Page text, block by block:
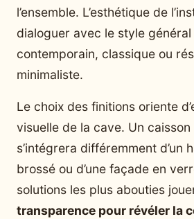
l’ensemble. L’esthétique de
dialoguer avec le style général
contemporain, classique ou
minimaliste.
Le choix des finitions oriente
visuelle de la cave. Un
s’intégrera différemment d’un
brossé ou d’une façade en
solutions les plus abouties
transparence pour révéler la